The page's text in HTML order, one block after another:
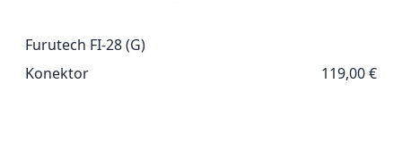
Furutech FI-28 (G)
Konektor
119,00 €